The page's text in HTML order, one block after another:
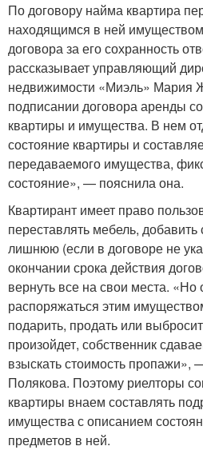
По договору найма квартира
находящимся в ней
договора за его сохранность
рассказывает управляющий
недвижимости «Миэль» Мария
подписании договора аренды
квартиры и имущества. В нем
состояние квартиры и
передаваемого имущества,
состояние», — пояснила она.
Квартирант имеет право
переставлять мебель,
лишнюю (если в договоре не
окончании срока действия
вернуть все на свои места. «Но
распоряжаться этим
подарить, продать или
произойдет, собственник
взыскать стоимость пропажи»,
Полякова. Поэтому риелторы
квартиры внаем составлять
имущества с описанием
предметов в ней.